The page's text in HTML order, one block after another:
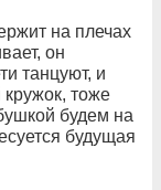
на плечах
он
танцуют, и
тоже
будем на
будущая